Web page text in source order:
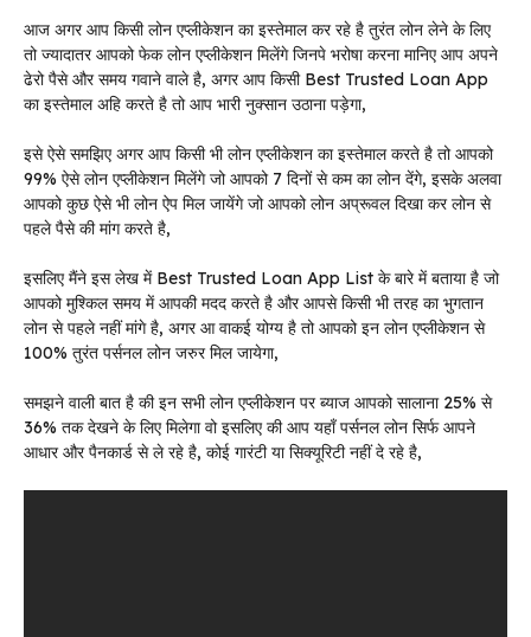
आज अगर आप किसी लोन एप्लीकेशन का इस्तेमाल कर रहे है तुरंत लोन लेने के लिए
तो ज्यादातर आपको फेक लोन एप्लीकेशन मिलेंगे जिनपे भरोषा करना मानिए आप अपने
ढेरो पैसे और समय गवाने वाले है, अगर आप किसी Best Trusted Loan App
का इस्तेमाल अहि करते है तो आप भारी नुक्सान उठाना पड़ेगा,
इसे ऐसे समझिए अगर आप किसी भी लोन एप्लीकेशन का इस्तेमाल करते है तो आपको
99% ऐसे लोन एप्लीकेशन मिलेंगे जो आपको 7 दिनों से कम का लोन देंगे, इसके अलवा
आपको कुछ ऐसे भी लोन ऐप मिल जायेंगे जो आपको लोन अप्रूवल दिखा कर लोन से
पहले पैसे की मांग करते है,
इसलिए मैंने इस लेख में Best Trusted Loan App List के बारे में बताया है जो
आपको मुश्किल समय में आपकी मदद करते है और आपसे किसी भी तरह का भुगतान
लोन से पहले नहीं मांगे है, अगर आ वाकई योग्य है तो आपको इन लोन एप्लीकेशन से
100% तुरंत पर्सनल लोन जरुर मिल जायेगा,
समझने वाली बात है की इन सभी लोन एप्लीकेशन पर ब्याज आपको सालाना 25% से
36% तक देखने के लिए मिलेगा वो इसलिए की आप यहाँ पर्सनल लोन सिर्फ आपने
आधार और पैनकार्ड से ले रहे है, कोई गारंटी या सिक्यूरिटी नहीं दे रहे है,